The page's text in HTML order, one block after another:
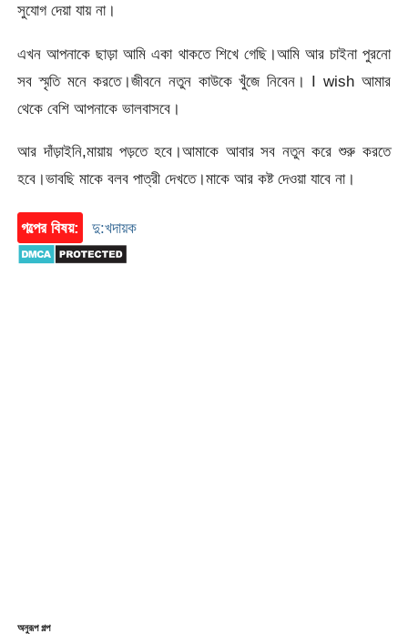
সুযোগ দেয়া যায় না।
এখন আপনাকে ছাড়া আমি একা থাকতে শিখে গেছি।আমি আর চাইনা পুরনো
সব স্মৃতি মনে করতে।জীবনে নতুন কাউকে খুঁজে নিবেন। I wish আমার
থেকে বেশি আপনাকে ভালবাসবে।
আর দাঁড়াইনি,মায়ায় পড়তে হবে।আমাকে আবার সব নতুন করে শুরু করতে
হবে।ভাবছি মাকে বলব পাত্রী দেখতে।মাকে আর কষ্ট দেওয়া যাবে না।
গল্পের বিষয়: দু:খদায়ক
অনুরূপ গল্প